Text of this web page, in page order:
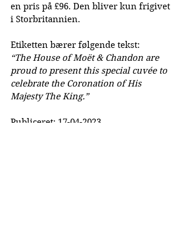
en pris på £96. Den bliver kun frigivet
i Storbritannien.
Etiketten bærer følgende tekst:
“The House of Moët & Chandon are
proud to present this special cuvée to
celebrate the Coronation of His
Majesty The King.”
Publiceret: 17-04-2023